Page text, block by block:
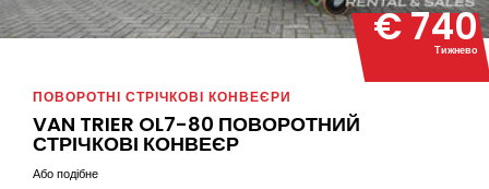
€ 740
Тижнево
ПОВОРОТНІ СТРІЧКОВІ КОНВЕЄРИ
VAN TRIER OL7-80 ПОВОРОТНИЙ
СТРІЧКОВІ КОНВЕЄР
Або подібне